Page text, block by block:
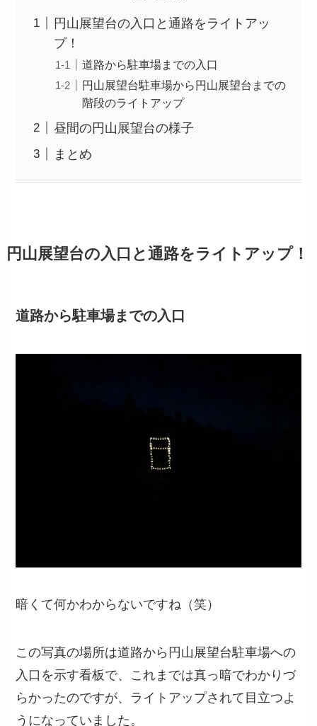
円山展望台の入口と通路をライトアッ
プ！
道路から駐車場までの入口
円山展望台駐車場から円山展望台までの
階段のライトアップ
昼間の円山展望台の様子
まとめ
円山展望台の入口と通路をライトアップ！
道路から駐車場までの入口
暗くて何かわからないですね（笑）
この写真の場所は道路から円山展望台駐車場への
入口を示す看板で、これまでは真っ暗でわかりづ
らかったのですが、ライトアップされて目立つよ
うになっていました。